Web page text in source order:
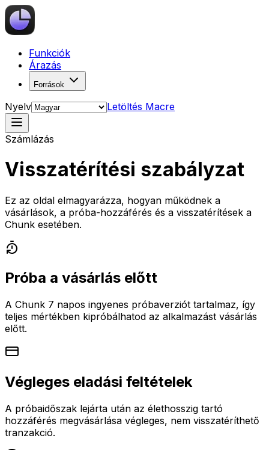
Funkciók
Árazás
Források
Nyelv Letöltés Macre
Számlázás
Visszatérítési szabályzat
Ez az oldal elmagyarázza, hogyan működnek a
vásárlások, a próba-hozzáférés és a visszatérítések a
Chunk esetében.
Próba a vásárlás előtt
A Chunk 7 napos ingyenes próbaverziót tartalmaz, így
teljes mértékben kipróbálhatod az alkalmazást vásárlás
előtt.
Végleges eladási feltételek
A próbaidőszak lejárta után az élethosszig tartó
hozzáférés megvásárlása végleges, nem visszatéríthető
tranzakció.